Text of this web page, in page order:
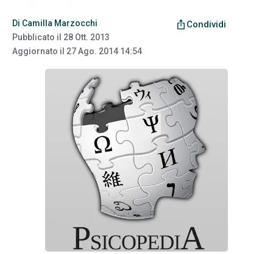
Di Camilla Marzocchi
Pubblicato il 28 Ott. 2013
Aggiornato il 27 Ago. 2014 14:54
ios_share Condividi